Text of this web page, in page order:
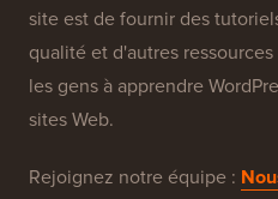
site est de fournir des
qualité et d'autres
les gens à apprendre
sites Web.
Rejoignez notre équipe :